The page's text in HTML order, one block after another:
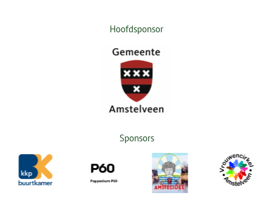
Hoofdsponsor
Sponsors